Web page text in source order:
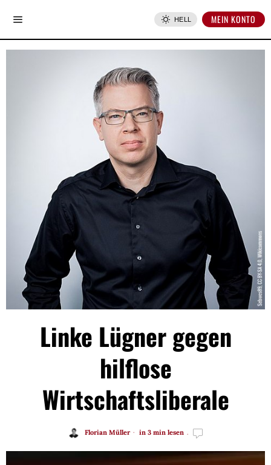
HELL MEIN KONTO
Linke Lügner gegen
hilflose
Wirtschaftsliberale
Florian Müller in 3 min lesen